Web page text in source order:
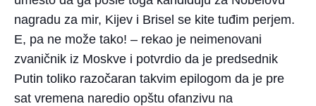
nagradu za mir, Kijev i Brisel se kite tuđim perjem.
E, pa ne može tako! – rekao je neimenovani
zvaničnik iz Moskve i potvrdio da je predsednik
Putin toliko razočaran takvim epilogom da je pre
sat vremena naredio opštu ofanzivu na